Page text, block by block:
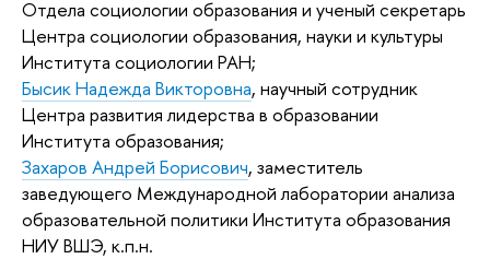
Отдела социологии образования и ученый секретарь
Центра социологии образования, науки и культуры
Института социологии РАН;
Бысик Надежда Викторовна, научный сотрудник
Центра развития лидерства в образовании
Института образования;
Захаров Андрей Борисович, заместитель
заведующего Международной лаборатории анализа
образовательной политики Института образования
НИУ ВШЭ, к.п.н.